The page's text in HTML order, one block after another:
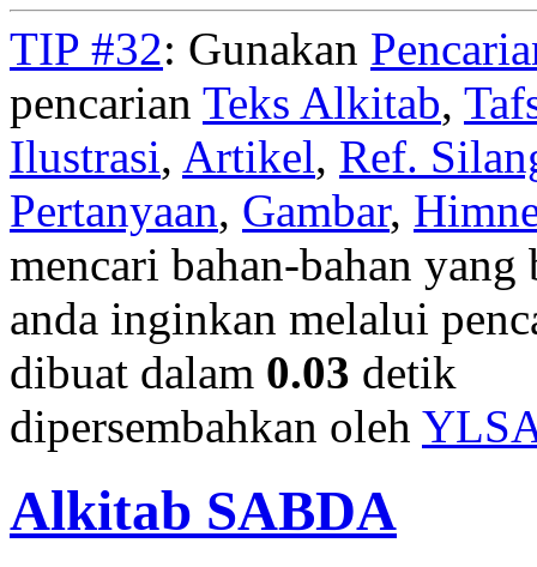
TIP #32: Gunakan
pencarian Teks Alkitab,
Ilustrasi, Artikel, Ref.
Pertanyaan, Gambar,
mencari bahan-bahan
anda inginkan melalui
dibuat dalam 0.03 detik
dipersembahkan oleh
Alkitab SABDA